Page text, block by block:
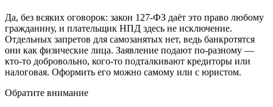
Да, без всяких оговорок: закон 127-ФЗ даёт это право любому
гражданину, и плательщик НПД здесь не исключение.
Отдельных запретов для самозанятых нет, ведь банкротятся
они как физические лица. Заявление подают по-разному —
кто-то добровольно, кого-то подталкивают кредиторы или
налоговая. Оформить его можно самому или с юристом.
Обратите внимание